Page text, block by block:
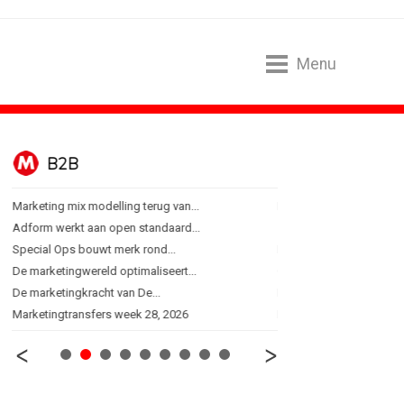
Menu
B2B
Marketing mix modelling terug van...
Adform werkt aan open standaard...
Special Ops bouwt merk rond...
De marketingwereld optimaliseert...
De marketingkracht van De...
Marketingtransfers week 28, 2026